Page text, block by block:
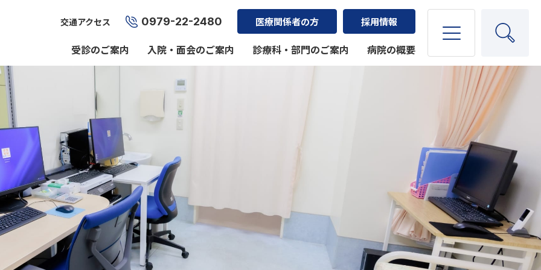
交通アクセス 0979-22-2480 医療関係者の方 採用情報
受診のご案内 入院・面会のご案内 診療科・部門のご案内 病院の概要